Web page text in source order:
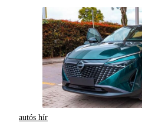
autós hír